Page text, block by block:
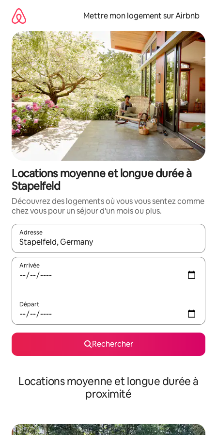
directement
contenu
Mettre mon logement sur Airbnb
Locations moyenne et longue durée à
Stapelfeld
Découvrez des logements où vous vous sentez comme
chez vous pour un séjour d'un mois ou plus.
Adresse
Lorsque les résultats s'affichent, utilisez les flèches vers le
Arrivée
Départ
Rechercher
Locations moyenne et longue durée à
proximité